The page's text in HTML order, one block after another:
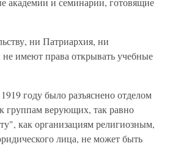
ни Патриархия, ни
не имеют права открывать учебные
году было разъяснено отделом
группам верующих, так равно
как организациям религиозным,
лица, не может быть